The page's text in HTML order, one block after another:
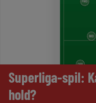
Superliga-spil:
hold?